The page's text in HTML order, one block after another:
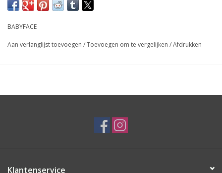
BABYFACE
Aan verlanglijst toevoegen /Toevoegen om te vergelijken /Afdrukken
Klantenservice